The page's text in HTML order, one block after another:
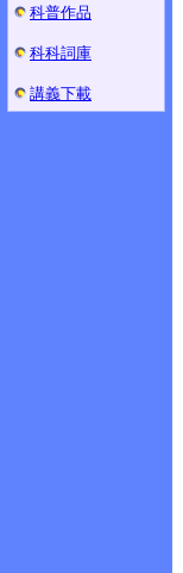
科普作品
科科詞庫
講義下載